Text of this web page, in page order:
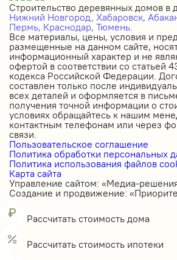
Строительство деревянных домов в
Нижний Новгород, Хабаровск,
Пермь, Краснодар, Тюмень.
Все материалы, цены, условия и
размещенные на данном сайте,
информационный характер и не
офертой в соответствии со статьей
кодекса Российской Федерации.
составлен только после
всех деталей и оформляется в
получения точной информации о
условиях обращайтесь к нашим
контактным телефонам или через
связи.
Пользовательское соглашение
Политика обработки персональных
Политика использования файлов
Карта сайта
Управление сайтом: «Медиа-
Создание и продвижение:
Рассчитать стоимость дома
Рассчитать стоимость ипотеки